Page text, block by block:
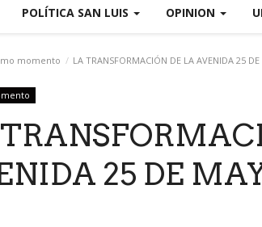
POLÍTICA SAN LUIS OPINION
momento LA TRANSFORMACIÓN DE LA AVENIDA 25
25 DE